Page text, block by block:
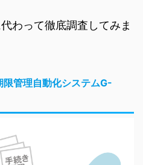
わって徹底調査してみま
管理自動化システムG-